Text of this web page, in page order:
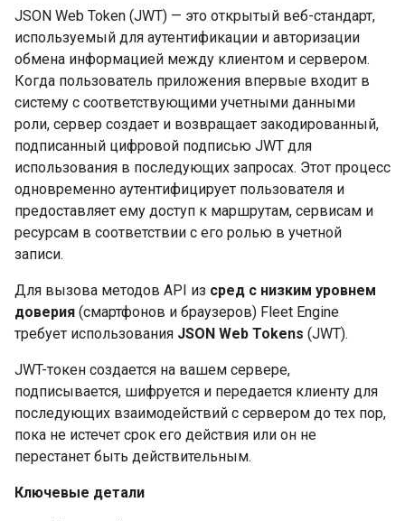
JSON Web Token (JWT) — это открытый веб-стандарт,
используемый для аутентификации и авторизации
обмена информацией между клиентом и сервером.
Когда пользователь приложения впервые входит в
систему с соответствующими учетными данными
роли, сервер создает и возвращает закодированный,
подписанный цифровой подписью JWT для
использования в последующих запросах. Этот процесс
одновременно аутентифицирует пользователя и
предоставляет ему доступ к маршрутам, сервисам и
ресурсам в соответствии с его ролью в учетной
записи.
Для вызова методов API из сред с низким уровнем
доверия (смартфонов и браузеров) Fleet Engine
требует использования JSON Web Tokens (JWT).
JWT-токен создается на вашем сервере,
подписывается, шифруется и передается клиенту для
последующих взаимодействий с сервером до тех пор,
пока не истечет срок его действия или он не
перестанет быть действительным.
Ключевые детали